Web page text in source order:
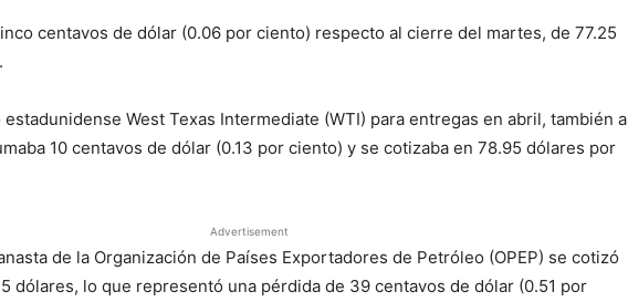
centavos de dólar (0.06 por ciento) respecto al cierre del martes, de 77.25
West Texas Intermediate (WTI) para entregas en abril, también a
10 centavos de dólar (0.13 por ciento) y se cotizaba en 78.95 dólares por
Advertisement
de la Organización de Países Exportadores de Petróleo (OPEP) se cotizó
dólares, lo que representó una pérdida de 39 centavos de dólar (0.51 por